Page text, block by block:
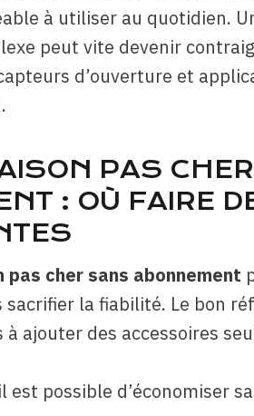
à utiliser au quotidien.
peut vite devenir
d’ouverture et
PAS
: OÙ FAIRE
pas cher sans abonnement
sacrifier la fiabilité. Le bon
à ajouter des accessoires
est possible d’économiser